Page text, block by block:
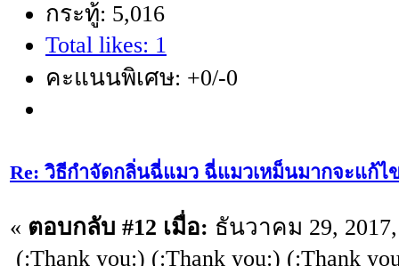
กระทู้: 5,016
Total likes: 1
คะแนนพิเศษ: +0/-0
Re: วิธีกำจัดกลิ่นฉี่แมว ฉี่แมวเหม็นมากจะแก้ไ
« ตอบกลับ #12 เมื่อ: ธันวาคม 29, 2017,
(:Thank you:) (:Thank you:) (:Thank